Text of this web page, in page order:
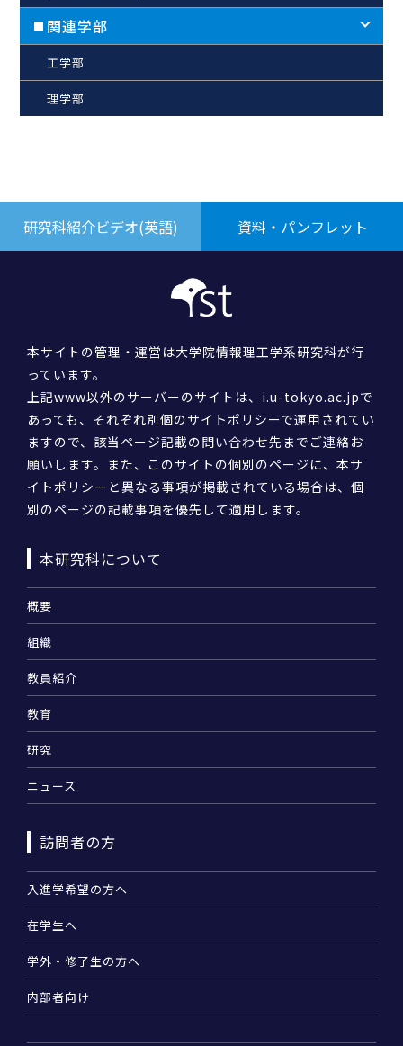
関連学部
工学部
理学部
研究科紹介ビデオ(英語) 資料・パンフレット
本サイトの管理・運営は大学院情報理工学系研究科が行
っています。
上記www以外のサーバーのサイトは、i.u-tokyo.ac.jpで
あっても、それぞれ別個のサイトポリシーで運用されてい
ますので、該当ページ記載の問い合わせ先までご連絡お
願いします。また、このサイトの個別のページに、本サ
イトポリシーと異なる事項が掲載されている場合は、個
別のページの記載事項を優先して適用します。
本研究科について
概要
組織
教員紹介
教育
研究
ニュース
訪問者の方
入進学希望の方へ
在学生へ
学外・修了生の方へ
内部者向け